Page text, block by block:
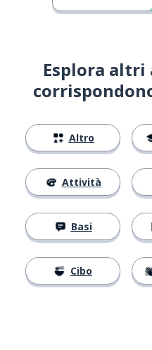
Esplora
Altro
Attività
Basi
Cibo